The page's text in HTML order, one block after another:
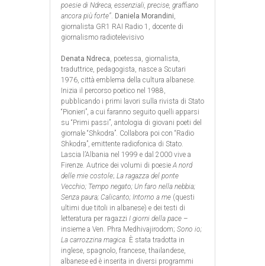
poesie di Ndreca, essenziali, precise, graffiano
ancora più forte” Daniela Morandini
giornalista GR1 RAI Radio 1, docente di
giornalismo radiotelevisivo
Denata Ndreca , poetessa, giornalista,
traduttrice, pedagogista, nasce a Scutari
1976, città emblema della cultura albanese.
Inizia il percorso poetico nel 1988,
pubblicando i primi lavori sulla rivista di Stato
“Pionieri”, a cui faranno seguito quelli apparsi
su “Primi passi”, antologia di giovani poeti del
giornale “Shkodra”. Collabora poi con “Radio
Shkodra”, emittente radiofonica di Stato.
Lascia l’Albania nel 1999 e dal 2000 vive a
Firenze. Autrice dei volumi di poesie A nord
delle mie costole; La ragazza del ponte
Vecchio; Tempo negato; Un faro nella nebbia;
Senza paura; Calicanto; Intorno a me (questi
ultimi due titoli in albanese) e dei testi di
letteratura per ragazzi I giorni della pace –
insieme a Ven. Phra Medhivajirodom; Sono io;
La carrozzina magica. È stata tradotta in
inglese, spagnolo, francese, thailandese,
albanese ed è inserita in diversi programmi